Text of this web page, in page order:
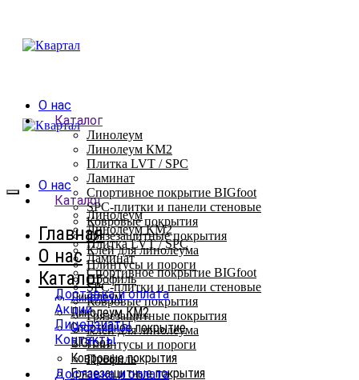
О нас
Каталог
Линолеум
Линолеум КМ2
Плитка LVT / SPC
Ламинат
Спортивное покрытие BIGfoot
SPC-плитки и панели стеновые
Ковровые покрытия
Грязезащитные покрытия
Клей для линолеума
Плинтусы и пороги
Профиль
Доставка и оплата
Акции
Лицензиаты
Контакты
О нас
Каталог
Линолеум
Линолеум КМ2
Плитка LVT / SPC
Ламинат
Спортивное покрытие BIGfoot
SPC-плитки и панели стеновые
Ковровые покрытия
Грязезащитные покрытия
Клей для линолеума
Плинтусы и пороги
Профиль
Доставка и оплата
Главная
О нас
Каталог
Линолеум
Линолеум КМ2
Спортивное покрытие
BIGfoot
Ковровые покрытия
Грязезащитные покрытия